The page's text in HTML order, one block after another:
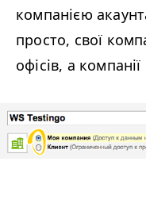
компанією
просто, свої
офісів, а